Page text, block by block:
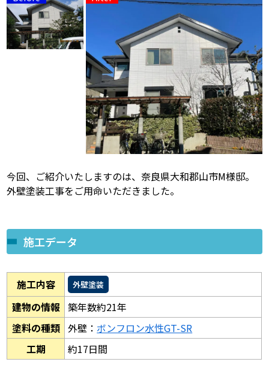
雨漏りについて 雨漏りの施工実績
ヨネヤがお客様から選ばれる10の
リフォームローン
アパート・マンション修繕
見積もりシミュレーション
今回、ご紹介いたしますのは、奈良県大和郡山市M様邸。
外壁塗装工事をご用命いただきました。
施工データ
施工内容 外壁塗装
建物の情報 築年数約21年
塗料の種類 外壁： ボンフロン水性GT-SR
工期
約17日間